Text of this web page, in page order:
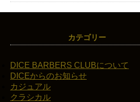
カテゴリー
DICE BARBERS CLUBについて
DICEからのお知らせ
カジュアル
クラシカル